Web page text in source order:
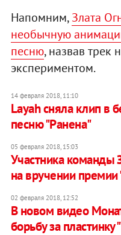
Напомним,Злата
необычную
песню, назвав трек
экспериментом.
14 февраля 2018, 11:10
Layah сняла клип в
песню "Ранена"
05 февраля 2018, 15:03
Участника команды
на вручении премии
02 февраля 2018, 12:52
​В новом видео
борьбу за